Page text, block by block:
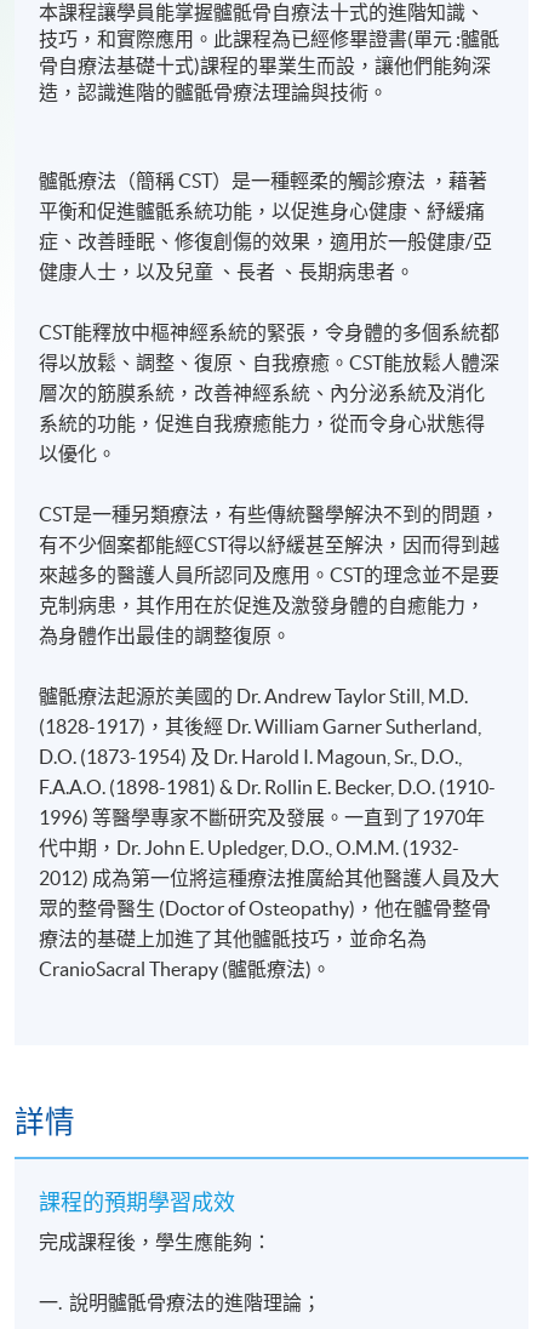
本課程讓學員能掌握髗骶骨自療法十式的進階知識、
技巧，和實際應用。此課程為已經修畢證書(單元 :髗骶
骨自療法基礎十式)課程的畢業生而設，讓他們能夠深
造，認識進階的髗骶骨療法理論與技術。
髗骶療法（簡稱 CST）是一種輕柔的觸診療法 ，藉著
平衡和促進髗骶系統功能，以促進身心健康、紓緩痛
症、改善睡眠、修復創傷的效果，適用於一般健康/亞
健康人士，以及兒童 、長者 、長期病患者。
CST能釋放中樞神經系統的緊張，令身體的多個系統都
得以放鬆、調整、復原、自我療癒。CST能放鬆人體深
層次的筋膜系統，改善神經系統、內分泌系統及消化
系統的功能，促進自我療癒能力，從而令身心狀態得
以優化。
CST是一種另類療法，有些傳統醫學解決不到的問題，
有不少個案都能經CST得以紓緩甚至解決，因而得到越
來越多的醫護人員所認同及應用。CST的理念並不是要
克制病患，其作用在於促進及激發身體的自癒能力，
為身體作出最佳的調整復原。
髗骶療法起源於美國的 Dr. Andrew Taylor Still, M.D.
(1828-1917)，其後經 Dr. William Garner Sutherland,
D.O. (1873-1954) 及 Dr. Harold I. Magoun, Sr., D.O.,
F.A.A.O. (1898-1981) & Dr. Rollin E. Becker, D.O. (1910-
1996) 等醫學專家不斷研究及發展。一直到了1970年
代中期，Dr. John E. Upledger, D.O., O.M.M. (1932-
2012) 成為第一位將這種療法推廣給其他醫護人員及大
眾的整骨醫生 (Doctor of Osteopathy)，他在髗骨整骨
療法的基礎上加進了其他髗骶技巧，並命名為
CranioSacral Therapy (髗骶療法)。
詳情
課程的預期學習成效
完成課程後，學生應能夠：
一. 說明髗骶骨療法的進階理論；